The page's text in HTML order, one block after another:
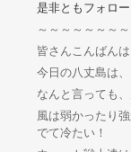
是非ともフォロ
～～～～～～～
皆さんこんばん
今日の八丈島は
なんと言っても
風は弱かったり
でて冷たい！